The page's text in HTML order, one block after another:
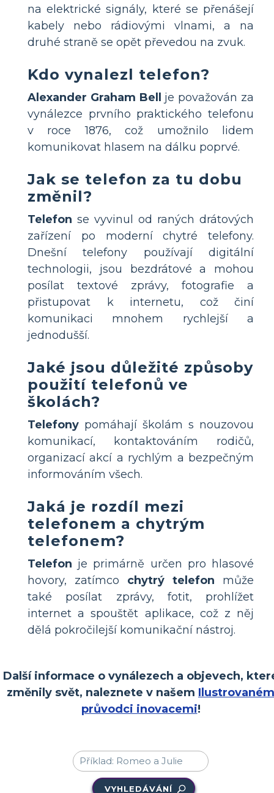
na elektrické signály, které se přenášejí
kabely nebo rádiovými vlnami, a na
druhé straně se opět převedou na zvuk.
Kdo vynalezl telefon?
Alexander Graham Bell
je považován za
vynálezce prvního praktického telefonu
v roce 1876, což umožnilo lidem
komunikovat hlasem na dálku poprvé.
Jak se telefon za tu dobu
změnil?
Telefon se vyvinul od raných drátových
zařízení po moderní chytré telefony.
Dnešní telefony používají digitální
technologii, jsou bezdrátové a mohou
posílat textové zprávy, fotografie a
přistupovat k internetu, což činí
komunikaci mnohem rychlejší a
jednodušší.
Jaké jsou důležité způsoby
použití telefonů ve
školách?
Telefony pomáhají školám s nouzovou
komunikací, kontaktováním rodičů,
organizací akcí a rychlým a bezpečným
informováním všech.
Jaká je rozdíl mezi
telefonem a chytrým
telefonem?
Telefon je primárně určen pro hlasové
hovory, zatímco chytrý telefon může
také posílat zprávy, fotit, prohlížet
internet a spouštět aplikace, což z něj
dělá pokročilejší komunikační nástroj.
Další informace o vynálezech a objevech,
změnily svět, naleznete v našem Ilustrovaném
průvodci inovacemi!
VYHLEDÁVÁNÍ